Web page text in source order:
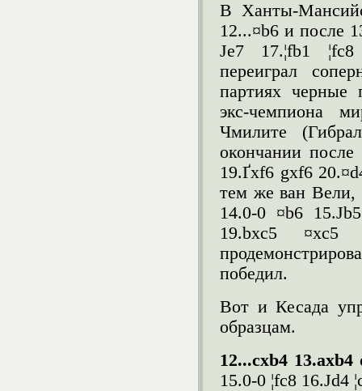
В Ханты-
12...¤b6 и после
Јe7 17.¦fb1
переиграл
партиях черные
экс-чемпиона
Чмилите
окончании после
19.Ґxf6 gxf6
тем же ван Вели,
14.0-0 ¤b6
19.bxc5
победил.
Вот и Кесада
образцам.
12...cxb4
15.0-0 ¦fc8 16.Јd4